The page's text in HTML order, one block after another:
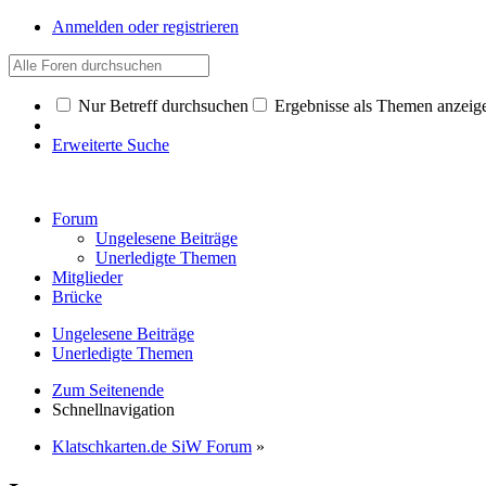
Anmelden oder registrieren
Nur Betreff durchsuchen Ergebnisse als Themen
Erweiterte Suche
Forum
Ungelesene Beiträge
Unerledigte Themen
Mitglieder
Brücke
Ungelesene Beiträge
Unerledigte Themen
Zum Seitenende
Schnellnavigation
Klatschkarten.de SiW Forum »